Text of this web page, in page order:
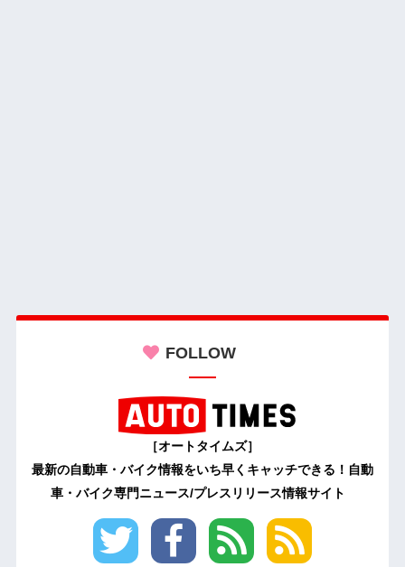
FOLLOW
［オートタイムズ］
最新の自動車・バイク情報をいち早くキャッチできる！自動
車・バイク専門ニュース/プレスリリース情報サイト